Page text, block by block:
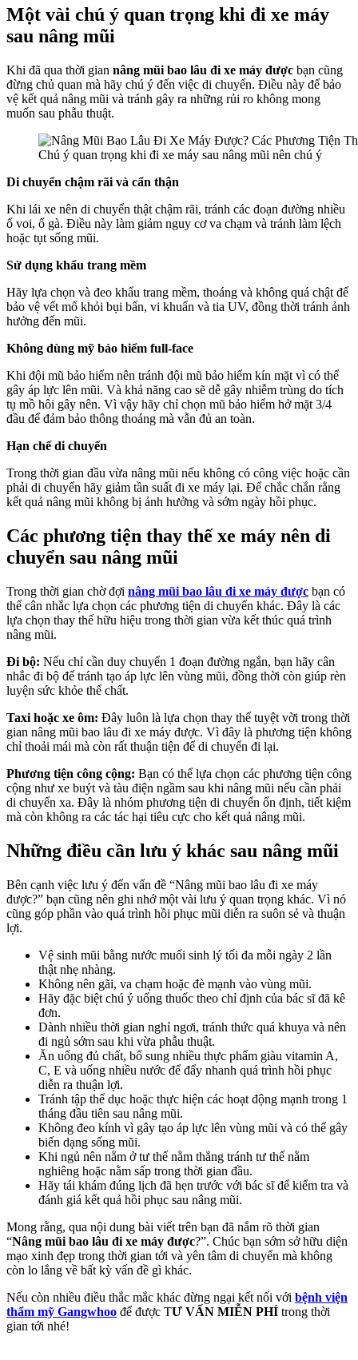
Một vài chú ý quan trọng khi đi xe máy
sau nâng mũi
Khi đã qua thời gian nâng mũi bao lâu đi xe máy được bạn cũng
đừng chủ quan mà hãy chú ý đến việc di chuyển. Điều này để bảo
vệ kết quả nâng mũi và tránh gây ra những rủi ro không mong
muốn sau phẫu thuật.
Chú ý quan trọng khi đi xe máy sau nâng mũi nên chú ý
Di chuyển chậm rãi và cẩn thận
Khi lái xe nên di chuyển thật chậm rãi, tránh các đoạn đường nhiều
ổ voi, ổ gà. Điều này làm giảm nguy cơ va chạm và tránh làm lệch
hoặc tụt sống mũi.
Sử dụng khẩu trang mềm
Hãy lựa chọn và đeo khẩu trang mềm, thoáng và không quá chật để
bảo vệ vết mổ khỏi bụi bẩn, vi khuẩn và tia UV, đồng thời tránh ảnh
hưởng đến mũi.
Không dùng mỹ bảo hiểm full-face
Khi đội mũ bảo hiểm nên tránh đội mũ bảo hiểm kín mặt vì có thể
gây áp lực lên mũi. Và khả năng cao sẽ dễ gây nhiễm trùng do tích
tụ mồ hôi gây nên. Vì vậy hãy chỉ chọn mũ bảo hiểm hở mặt 3/4
đầu để đảm bảo thông thoáng mà vẫn đủ an toàn.
Hạn chế di chuyển
Trong thời gian đầu vừa nâng mũi nếu không có công việc hoặc cần
phải di chuyển hãy giảm tần suất đi xe máy lại. Để chắc chắn rằng
kết quả nâng mũi không bị ảnh hưởng và sớm ngày hồi phục.
Các phương tiện thay thế xe máy nên di
chuyển sau nâng mũi
Trong thời gian chờ đợi nâng mũi bao lâu đi xe máy được bạn có
thể cân nhắc lựa chọn các phương tiện di chuyển khác. Đây là các
lựa chọn thay thế hữu hiệu trong thời gian vừa kết thúc quá trình
nâng mũi.
Đi bộ: Nếu chỉ cần duy chuyển 1 đoạn đường ngắn, bạn hãy cân
nhắc đi bộ để tránh tạo áp lực lên vùng mũi, đồng thời còn giúp rèn
luyện sức khỏe thể chất.
Taxi hoặc xe ôm: Đây luôn là lựa chọn thay thế tuyệt vời trong thời
gian nâng mũi bao lâu đi xe máy được. Vì đây là phương tiện không
chỉ thoải mái mà còn rất thuận tiện để di chuyển đi lại.
Phương tiện công cộng: Bạn có thể lựa chọn các phương tiện công
cộng như xe buýt và tàu điện ngầm sau khi nâng mũi nếu cần phải
di chuyển xa. Đây là nhóm phương tiện di chuyển ổn định, tiết kiệm
mà còn không ra các tác hại tiêu cực cho kết quả nâng mũi.
Những điều cần lưu ý khác sau nâng mũi
Bên cạnh việc lưu ý đến vấn đề “Nâng mũi bao lâu đi xe máy
được?” bạn cũng nên ghi nhớ một vài lưu ý quan trọng khác. Vì nó
cũng góp phần vào quá trình hồi phục mũi diễn ra suôn sẻ và thuận
lợi.
Vệ sinh mũi bằng nước muối sinh lý tối đa mỗi ngày 2 lần
thật nhẹ nhàng.
Không nên gãi, va chạm hoặc đè mạnh vào vùng mũi.
Hãy đặc biệt chú ý uống thuốc theo chỉ định của bác sĩ đã kê
đơn.
Dành nhiều thời gian nghỉ ngơi, tránh thức quá khuya và nên
đi ngủ sớm sau khi vừa phẫu thuật.
Ăn uống đủ chất, bổ sung nhiều thực phẩm giàu vitamin A,
C, E và uống nhiều nước để đẩy nhanh quá trình hồi phục
diễn ra thuận lợi.
Tránh tập thể dục hoặc thực hiện các hoạt động mạnh trong 1
tháng đầu tiên sau nâng mũi.
Không đeo kính vì gây tạo áp lực lên vùng mũi và có thể gây
biến dạng sống mũi.
Khi ngủ nên nằm ở tư thế nằm thẳng tránh tư thế nằm
nghiêng hoặc nằm sấp trong thời gian đầu.
Hãy tái khám đúng lịch đã hẹn trước với bác sĩ để kiểm tra và
đánh giá kết quả hồi phục sau nâng mũi.
Mong rằng, qua nội dung bài viết trên bạn đã nắm rõ thời gian
“Nâng mũi bao lâu đi xe máy được?”. Chúc bạn sớm sở hữu diện
mạo xinh đẹp trong thời gian tới và yên tâm di chuyển mà không
còn lo lắng về bất kỳ vấn đề gì khác.
Nếu còn nhiều điều thắc mắc khác đừng ngại kết nối với bệnh viện
thẩm mỹ Gangwhoo để được TƯ VẤN MIỄN PHÍ trong thời
gian tới nhé!